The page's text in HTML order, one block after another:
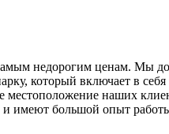
недорогим ценам. Мы
который включает в себя
местоположение наших
имеют большой опыт